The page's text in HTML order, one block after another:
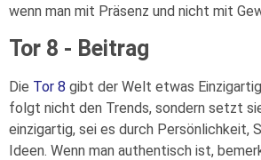
wenn man mit Präsenz und nicht mit
Tor 8 - Beitrag
Die Tor 8 gibt der Welt etwas
folgt nicht den Trends, sondern setzt
einzigartig, sei es durch Persönlichkeit,
Ideen. Wenn man authentisch ist,